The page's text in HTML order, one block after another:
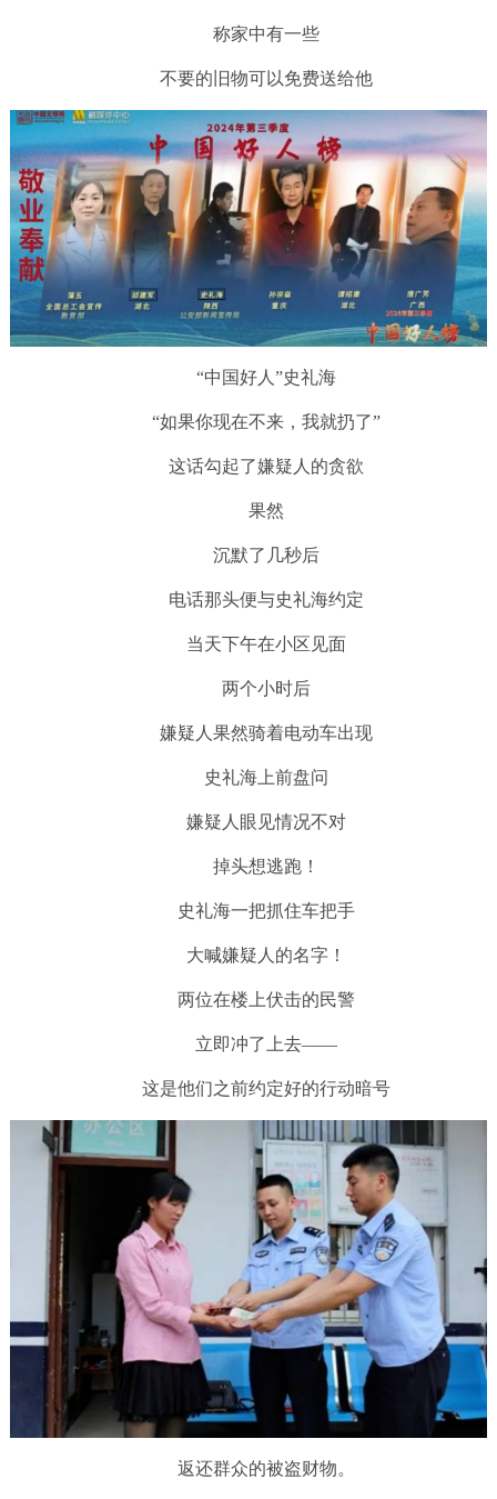
称家中有一些
不要的旧物可以免费送给他
“中国好人”史礼海
“如果你现在不来，我就扔了”
这话勾起了嫌疑人的贪欲
果然
沉默了几秒后
电话那头便与史礼海约定
当天下午在小区见面
两个小时后
嫌疑人果然骑着电动车出现
史礼海上前盘问
嫌疑人眼见情况不对
掉头想逃跑！
史礼海一把抓住车把手
大喊嫌疑人的名字！
两位在楼上伏击的民警
立即冲了上去——
这是他们之前约定好的行动暗号
返还群众的被盗财物。